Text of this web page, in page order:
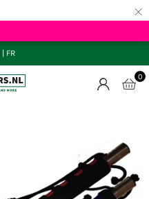
×
FR
0